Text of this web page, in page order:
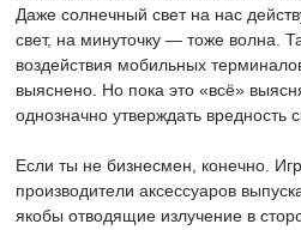
Даже солнечный свет на нас
свет, на минуточку — тоже волна.
воздействия мобильных
выяснено. Но пока это «всё»
однозначно утверждать вредность
Если ты не бизнесмен, конечно.
производители аксессуаров
якобы отводящие излучение в